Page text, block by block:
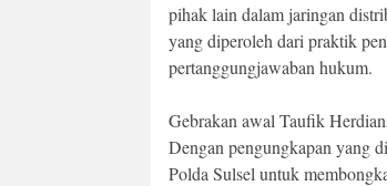
pihak lain dalam jaringan
yang diperoleh dari praktik
pertanggungjawaban hukum.
Gebrakan awal Taufik
Dengan pengungkapan yang
Polda Sulsel untuk